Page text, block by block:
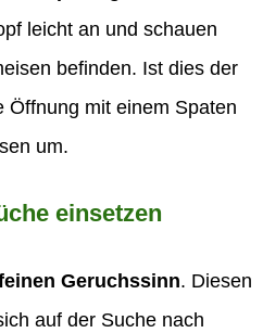
leicht an und schauen
befinden. Ist dies der
Öffnung mit einem Spaten
um.
einsetzen
Geruchssinn. Diesen
auf der Suche nach